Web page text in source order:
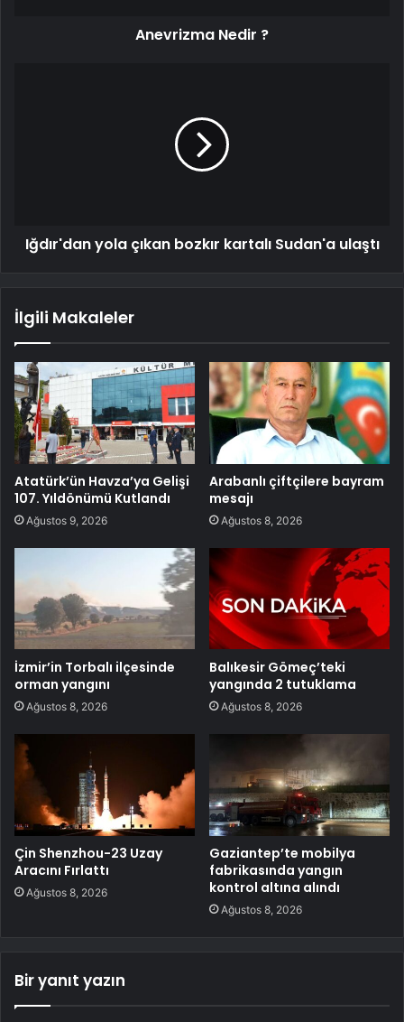
Anevrizma Nedir ?
Iğdır'dan yola çıkan bozkır kartalı Sudan'a ulaştı
İlgili Makaleler
Atatürk’ün Havza’ya Gelişi
107. Yıldönümü Kutlandı
Ağustos 9, 2026
Arabanlı çiftçilere bayram
mesajı
Ağustos 8, 2026
İzmir’in Torbalı ilçesinde
orman yangını
Ağustos 8, 2026
Balıkesir Gömeç’teki
yangında 2 tutuklama
Ağustos 8, 2026
Çin Shenzhou-23 Uzay
Aracını Fırlattı
Ağustos 8, 2026
Gaziantep’te mobilya
fabrikasında yangın
kontrol altına alındı
Ağustos 8, 2026
Bir yanıt yazın